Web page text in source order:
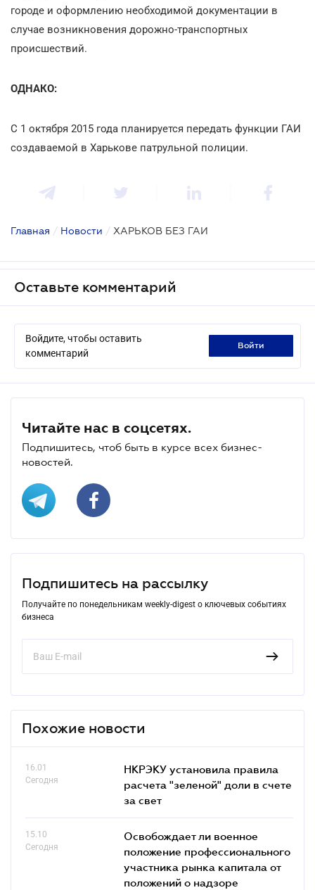
городе и оформлению необходимой документации в
случае возникновения дорожно-транспортных
происшествий.
ОДНАКО:
С 1 октября 2015 года планируется передать функции ГАИ
создаваемой в Харькове патрульной полиции.
Главная / Новости / ХАРЬКОВ БЕЗ ГАИ
Оставьте комментарий
Войдите, чтобы оставить
комментарий
войти
Читайте нас в соцсетях.
Подпишитесь, чтоб быть в курсе всех бизнес-
новостей.
Подпишитесь на рассылку
Получайте по понедельникам weekly-digest о ключевых событиях
бизнеса
Похожие новости
16.01
Сегодня
НКРЭКУ установила правила
расчета "зеленой" доли в счете
за свет
15.10
Сегодня
Освобождает ли военное
положение профессионального
участника рынка капитала от
положений о надзоре